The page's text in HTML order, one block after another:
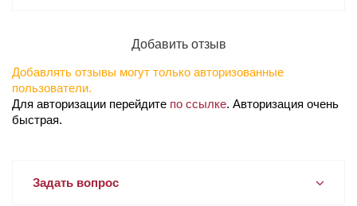
Добавить отзыв
Добавлять отзывы могут только авторизованные
пользователи.
Для авторизации перейдите по ссылке. Авторизация очень
быстрая.
Задать вопрос